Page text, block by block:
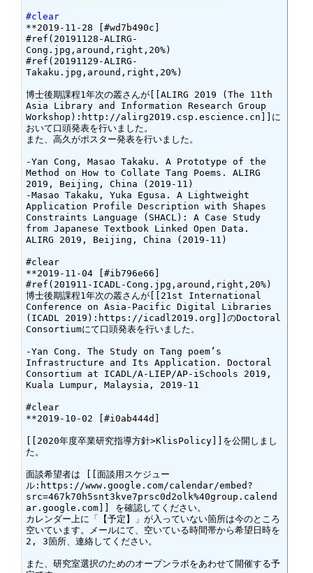
#clear
**2019-11-28 [#wd7b490c]
#ref(20191128-ALIRG-
Cong.jpg,around,right,20%)
#ref(20191129-ALIRG-
Takaku.jpg,around,right,20%)
博士後期課程1年次の叢さんが[[ALIRG 2019 (The 11th
Asia Library and Information Research Group
Workshop):http://alirg2019.csp.escience.cn]]に
おいて口頭発表を行いました。
また、高久がポスター発表を行いました。
-Yan Cong, Masao Takaku. A Prototype of the
Method on How to Collate Tang Poems. ALIRG
2019, Beijing, China (2019-11)
-Masao Takaku, Yuka Egusa. A Lightweight
Application Profile Description with Shapes
Constraints Language (SHACL): A Case Study
from Japanese Textbook Linked Open Data.
ALIRG 2019, Beijing, China (2019-11)
#clear
**2019-11-04 [#ib796e66]
#ref(201911-ICADL-Cong.jpg,around,right,20%)
博士後期課程1年次の叢さんが[[21st International
Conference on Asia-Pacific Digital Libraries
(ICADL 2019):https://icadl2019.org]]のDoctoral
Consortiumにて口頭発表を行いました。
-Yan Cong. The Study on Tang poem’s
Infrastructure and Its Application. Doctoral
Consortium at ICADL/A-LIEP/AP-iSchools 2019,
Kuala Lumpur, Malaysia, 2019-11
#clear
**2019-10-02 [#i0ab444d]
[[2020年度卒業研究指導方針>KlisPolicy]]を公開しまし
た。
面談希望者は [[面談用スケジュー
ル:https://www.google.com/calendar/embed?
src=467k70h5snt3kve7prsc0d2olk%40group.calend
ar.google.com]] を確認してください。
カレンダー上に「【予定】」が入っていない箇所は今のところ
空いています。メールにて、空いている時間帯から希望日時を
2, 3箇所、連絡してください。
また、研究室選択のためのオープンラボをあわせて開催する予